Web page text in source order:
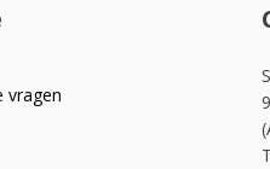
vragen